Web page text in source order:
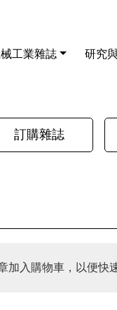
工業雜誌 研究
訂購雜誌
加入購物車，以便快